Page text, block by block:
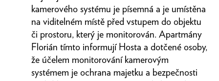
kamerového systému je písemná a je umístěna
na viditelném místě před vstupem do objektu
či prostoru, který je monitorován. Apartmány
Florián tímto informují Hosta a dotčené osoby,
že účelem monitorování kamerovým
systémem je ochrana majetku a bezpečnosti